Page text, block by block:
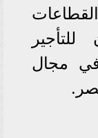
في مجال